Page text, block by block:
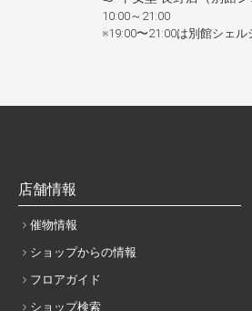
10:00～21:00
※19:00〜21:00は別館シェル
店舗情報
催物情報
ショップからの情報
フロアガイド
ショップ検索